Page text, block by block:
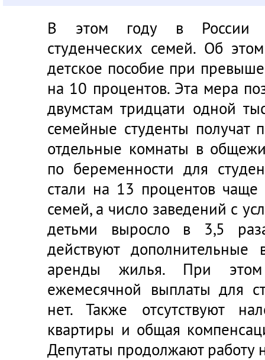
В этом году в России
студенческих семей. Об
детское пособие при
на 10 процентов. Эта мера
двумстам тридцати одной
семейные студенты получат
отдельные комнаты в
по беременности для
стали на 13 процентов чаще
семей, а число заведений с
детьми выросло в 3,5
действуют
аренды жилья. При этом
ежемесячной выплаты для
нет. Также отсутствуют
квартиры и общая
Депутаты продолжают работу